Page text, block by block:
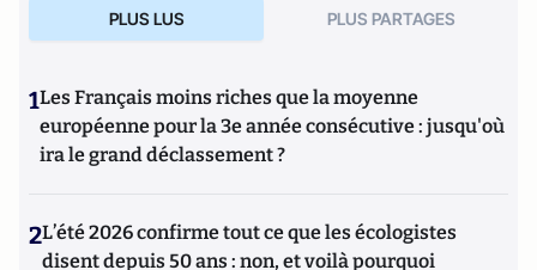
PLUS LUS PLUS PARTAGES
1Les Français moins riches que la moyenne
européenne pour la 3e année consécutive : jusqu'où
ira le grand déclassement ?
2L’été 2026 confirme tout ce que les écologistes
disent depuis 50 ans : non, et voilà pourquoi